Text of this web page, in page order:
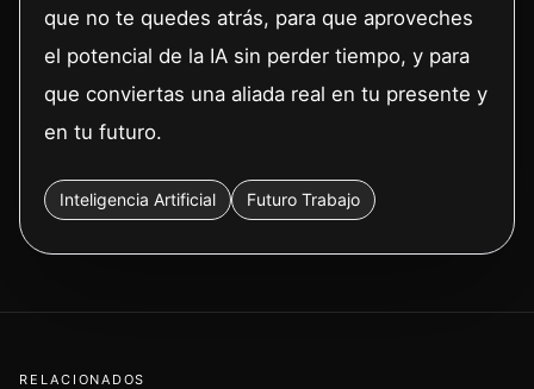
que no te quedes atrás, para que aproveches
el potencial de la IA sin perder tiempo, y para
que conviertas una aliada real en tu presente y
en tu futuro.
Inteligencia Artificial Futuro Trabajo
RELACIONADOS